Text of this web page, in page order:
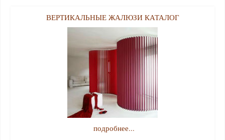
ВЕРТИКАЛЬНЫЕ ЖАЛЮЗИ КАТАЛОГ
подробнее...